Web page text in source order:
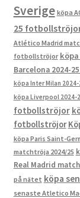
Sverige köpa
25
Atlético Madrid
fotbollströjor
Barcelona 2024-
köpa Inter Milan
köpa Liverpool
fotbollströjor
fotbollströjor
köpa Paris Saint-
matchtröja 2024/25
Real Madrid
på nätet köpa
senaste Atletico